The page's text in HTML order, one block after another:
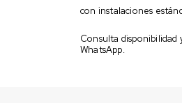
con instalaciones
Consulta disponibilidad
WhatsApp.